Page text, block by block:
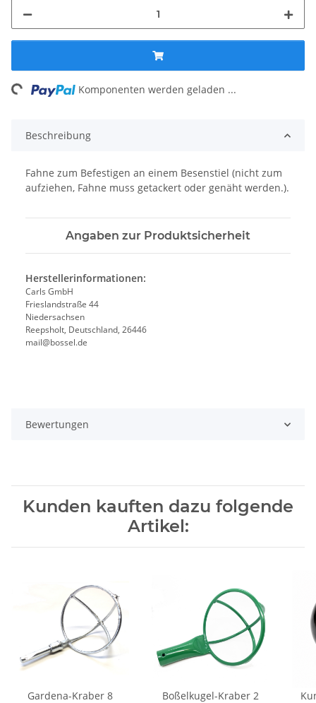
Komponenten werden geladen ...
Beschreibung
Fahne zum Befestigen an einem Besenstiel (nicht zum
aufziehen, Fahne muss getackert oder genäht werden.).
Angaben zur Produktsicherheit
Herstellerinformationen:
Carls GmbH
Frieslandstraße 44
Niedersachsen
Reepsholt, Deutschland, 26446
mail@bossel.de
Bewertungen
Kunden kauften dazu folgende
Artikel:
Gardena-Kraber 8
Boßelkugel-Kraber 2